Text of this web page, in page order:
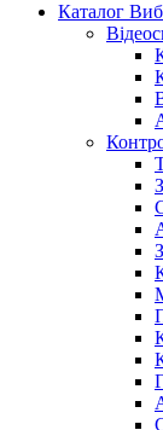
Каталог